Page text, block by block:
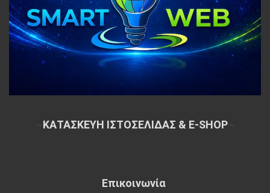
ΚΑΤΑΣΚΕΥΗ ΙΣΤΟΣΕΛΙΔΑΣ & E-SHOP~
Επικοινωνία